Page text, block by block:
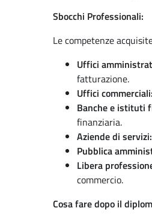
Sbocchi Professionali:
Le competenze
Uffici
fatturazione.
Uffici commerciali:
Banche e istituti
finanziaria.
Aziende di servizi:
Pubblica
Libera
commercio.
Cosa fare dopo il